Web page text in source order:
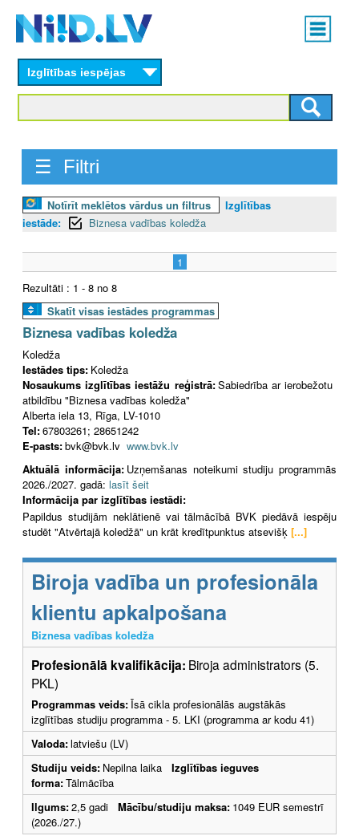
content
Main
menu
Izglītības iespējas
☰ Filtri
Notīrīt meklētos vārdus un filtrus
Izglītības
iestāde:
Biznesa vadības koledža
1
Rezultāti : 1 - 8 no 8
Skatīt visas iestādes programmas
Biznesa vadības koledža
Koledža
Iestādes tips: Koledža
Nosaukums izglītības iestāžu reģistrā:Sabiedrība ar ierobežotu
atbildību "Biznesa vadības koledža"
Alberta iela 13, Rīga, LV-1010
Tel:67803261; 28651242
E-pasts:bvk@bvk.lv www.bvk.lv
Aktuālā informācija: Uzņemšanas noteikumi studiju programmās
2026./2027. gadā: lasīt šeit
Informācija par izglītības iestādi:
Papildus studijām neklātienē vai tālmācībā BVK piedāvā iespēju
studēt "Atvērtajā koledžā" un krāt kredītpunktus atsevišķ [...]
Biroja vadība un profesionāla
klientu apkalpošana
Biznesa vadības koledža
Profesionālā kvalifikācija: Biroja administrators (5.
PKL)
Programmas veids:Īsā cikla profesionālās augstākās
izglītības studiju programma - 5. LKI (programma ar kodu 41)
Valoda:latviešu (LV)
Studiju veids: Nepilna laika Izglītības ieguves
forma:Tālmācība
Ilgums:2,5 gadi Mācību/studiju maksa: 1049 EUR semestrī
(2026./27.)